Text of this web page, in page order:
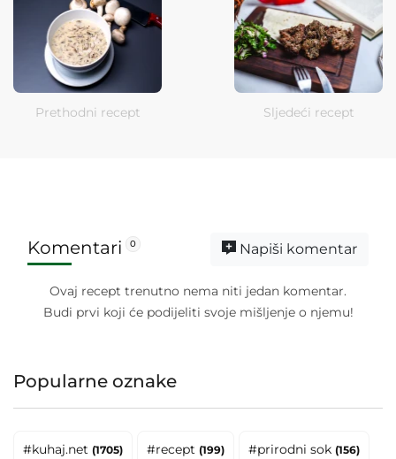
Prethodni recept Sljedeći recept
Komentari 0 Napiši komentar
Ovaj recept trenutno nema niti jedan komentar.
Budi prvi koji će podijeliti svoje mišljenje o njemu!
Popularne oznake
#kuhaj.net (1705) #recept (199) #prirodni sok (156)